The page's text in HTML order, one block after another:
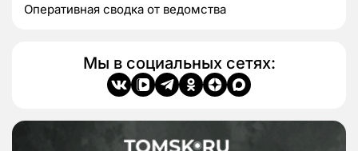
Оперативная сводка от ведомства
Мы в социальных сетях: